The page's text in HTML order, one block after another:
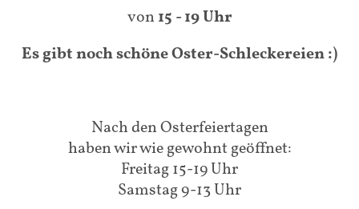
von15 - 19 Uhr
Es gibt noch schöne Oster-Schleckereien :)
Nach den Osterfeiertagen
haben wir wie gewohnt geöffnet:
Freitag 15-19 Uhr
Samstag 9-13 Uhr